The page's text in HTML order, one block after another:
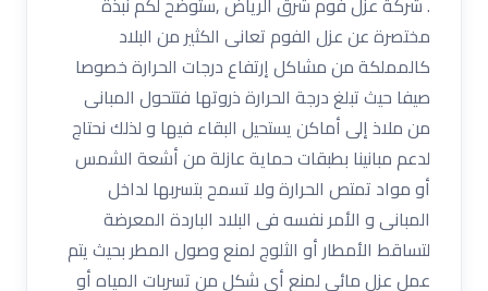
مختصرة عن عزل الفوم تعانى الكثير من البلاد
كالمملكة من مشاكل إرتفاع درجات الحرارة خصوصا
صيفا حيث تبلغ درجة الحرارة ذروتها فتتحول المبانى
من ملاذ إلى أماكن يستحيل البقاء فيها و لذلك نحتاج
لدعم مبانينا بطبقات حماية عازلة من أشعة الشمس
أو مواد تمتص الحرارة ولا تسمح بتسربها لداخل
المبانى و الأمر نفسه فى البلاد الباردة المعرضة
لتساقط الأمطار أو الثلوج لمنع وصول المطر بحيث يتم
عمل عزل مائى لمنع أى شكل من تسربات المياه أو